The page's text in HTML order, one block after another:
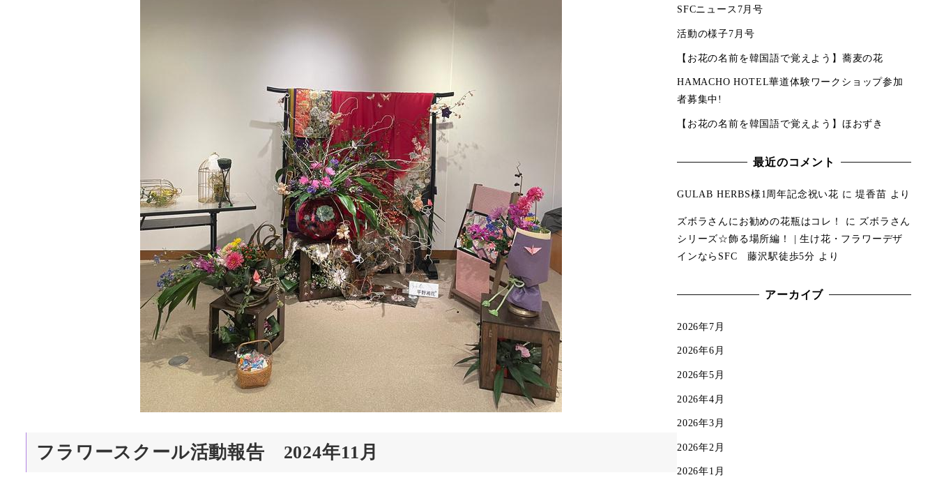
フラワースクール活動報告 2024年11月
SFCニュース7月号
活動の様子7月号
【お花の名前を韓国語で覚えよう】蕎麦の花
HAMACHO HOTEL華道体験ワークショップ参加
者募集中!
【お花の名前を韓国語で覚えよう】ほおずき
最近のコメント
GULAB HERBS様1周年記念祝い花 に堤香苗 より
ズボラさんにお勧めの花瓶はコレ！ に ズボラさん
シリーズ☆飾る場所編！ | 生け花・フラワーデザ
インならSFC 藤沢駅徒歩5分 より
アーカイブ
2026年7月
2026年6月
2026年5月
2026年4月
2026年3月
2026年2月
2026年1月